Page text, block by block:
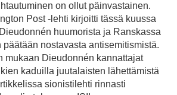
on ollut päinvastainen.
Post -lehti kirjoitti tässä kuussa
huumorista ja Ranskassa
päätään nostavasta antisemitismistä.
mukaan Dieudonnén kannattajat
kaduilla juutalaisten lähettämistä
sionistilehti rinnasti